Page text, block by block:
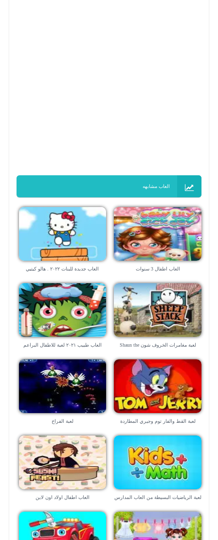
العاب مشابهه
العاب اطفال 3 سنوات العاب جديدة للبنات ٢٠٢٢ . هالو كيتيي
لعبة مغامرات الخروف شون Shaun the
العاب طبيب ٢٠٢١ لعبة للاطفال البراعم
لعبة القط والفار توم وجيري المطاردة
لعبة الفراخ
لعبة الرياضيات البسيطة من العاب المدارس
العاب اطفال اولاد اون لاين